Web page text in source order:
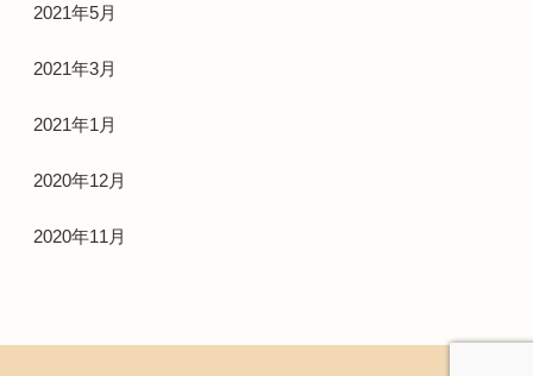
2021年5月
2021年3月
2021年1月
2020年12月
2020年11月